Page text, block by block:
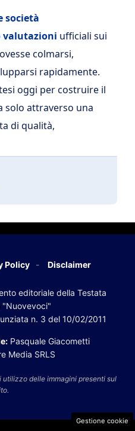
società
valutazioni ufficiali sui
colmarsi,
rapidamente.
oggi per costruire il
solo attraverso una
di qualità,
Policy Disclaimer
editoriale della Testata
"Nuovevoci"
n. 3 del 10/02/2011
Pasquale Giacometti
Media SRLS
utilizzo delle immagini presenti sul
Gestione cookie